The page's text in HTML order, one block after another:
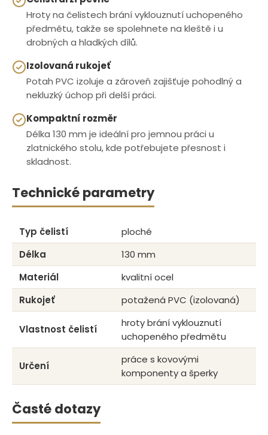
Hroty na čelistech brání vyklouznutí uchopeného
předmětu, takže se spolehnete na kleště i u
drobných a hladkých dílů.
Izolovaná rukojeť
Potah PVC izoluje a zároveň zajišťuje pohodlný a
nekluzký úchop při delší práci.
Kompaktní rozměr
Délka 130 mm je ideální pro jemnou práci u
zlatnického stolu, kde potřebujete přesnost i
skladnost.
Technické parametry
Typ čelistí
ploché
Délka
130 mm
Materiál
kvalitní ocel
Rukojeť
potažená PVC (izolovaná)
Vlastnost čelistí
hroty brání vyklouznutí
uchopeného předmětu
Určení
práce s kovovými
komponenty a šperky
Časté dotazy